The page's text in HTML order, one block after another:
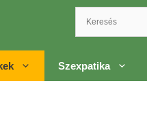
Szexpatika